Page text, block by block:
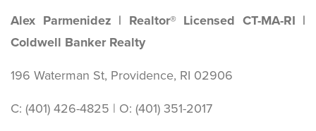
Alex Parmenidez | Realtor® Licensed CT-MA-RI |
Coldwell Banker Realty
196 Waterman St, Providence, RI 02906
C: (401) 426-4825 | O: ‪(401) 351-2017